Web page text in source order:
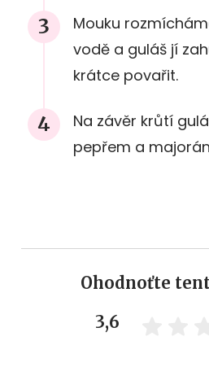
Mouku
vodě a guláš jí
krátce povařit.
Na závěr krůtí
pepřem a
Ohodnoťte
3,6